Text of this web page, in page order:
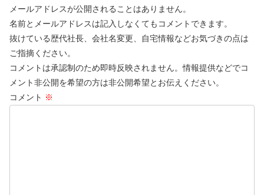
メールアドレスが公開されることはありません。
名前とメールアドレスは記入しなくてもコメントできます。
抜けている歴代社長、会社名変更、自宅情報などお気づきの点は
ご指摘ください。
コメントは承認制のため即時反映されません。情報提供などでコ
メント非公開を希望の方は非公開希望とお伝えください。
コメント ※